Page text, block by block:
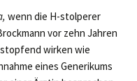
wenn die H-stolperer
vor zehn Jahren
wirken wie
eines Generikums